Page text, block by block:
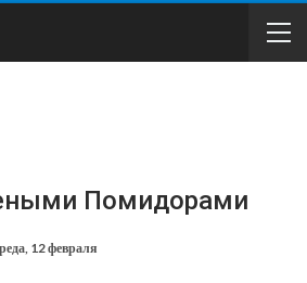
Помидорами
12 февраля